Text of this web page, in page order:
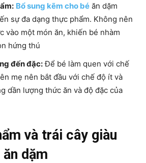
Bổ sung kẽm cho bé ăn dặm
sự đa dạng thực phẩm. Không nên
vào một món ăn, khiến bé nhàm
hứng thú
đến đặc:Để bé làm quen với chế
mẹ nên bắt đầu với chế độ ít và
dần lượng thức ăn và độ đặc của
và trái cây giàu
dặm